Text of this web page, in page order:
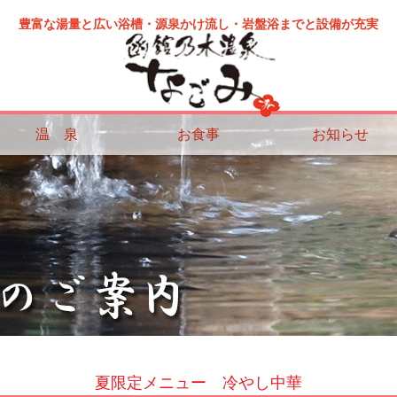
豊富な湯量と広い浴槽・源泉かけ流し・岩盤浴までと設備が充実
温 泉 お食事 お知らせ
夏限定メニュー 冷やし中華